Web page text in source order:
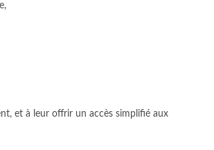
et à leur offrir un accès simplifié aux